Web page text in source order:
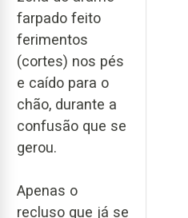
farpado feito
ferimentos
(cortes) nos pés
e caído para o
chão, durante a
confusão que se
gerou.
Apenas o
recluso que já se